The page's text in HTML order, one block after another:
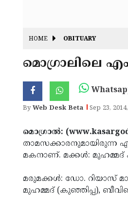
HOME OBITUARY
മൊഗ്രാലിലെ
ByWeb Desk Beta Sep 23,
മൊഗ്രാല്‍:
താമസക്കാരനുമായിരുന്ന
മകനാണ്. മക്കള്‍: മുഹമ്മദ്
മരുമക്കള്‍: ഡോ. റിയാസ്
മുഹമ്മദ് (കുഞ്ഞിപ്പ),